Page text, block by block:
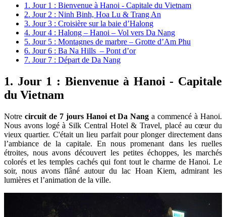
1. Jour 1 : Bienvenue à Hanoi - Capitale du Vietnam
2. Jour 2 : Ninh Binh, Hoa Lu & Trang An
3. Jour 3 : Croisière sur la baie d’Halong
4. Jour 4 : Halong – Hanoi – Vol vers Da Nang
5. Jour 5 : Montagnes de marbre – Grotte d’Am Phu
6. Jour 6 : Ba Na Hills – Pont d’or
7. Jour 7 : Départ de Da Nang
1. Jour 1 : Bienvenue à Hanoi - Capitale
du Vietnam
Notre circuit de 7 jours Hanoi et Da Nang a commencé à Hanoi.
Nous avons logé à Silk Central Hotel & Travel, placé au cœur du
vieux quartier. C'était un lieu parfait pour plonger directement dans
l’ambiance de la capitale. En nous promenant dans les ruelles
étroites, nous avons découvert les petites échoppes, les marchés
colorés et les temples cachés qui font tout le charme de Hanoi. Le
soir, nous avons flâné autour du lac Hoan Kiem, admirant les
lumières et l’animation de la ville.